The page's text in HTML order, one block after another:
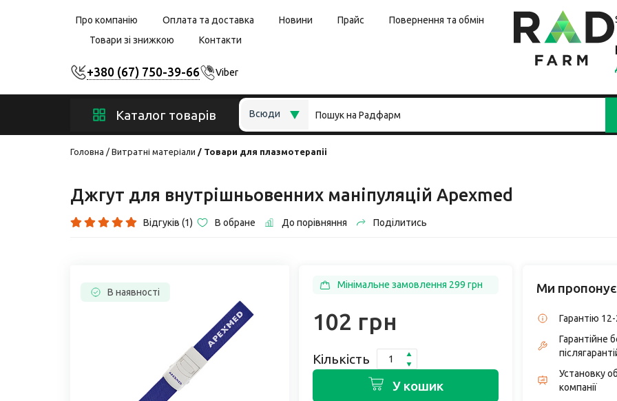
Про компанію Оплата та доставка Новини Прайс
Повернення та обмін
Товари зі знижкою
Контакти
+380 (67) 750-39-66 Viber
Каталог товарів Всюди
Головна Витратні матеріали Товари для плазмотерапіі
Джгут для внутрішньовенних маніпуляцій Apexmed
Відгуків (1) В обране До порівняння Поділитись
В наявності
Мінімальне замовлення 299 грн
102 грн
Кількість
У кошик
Ми
Гарантію 12-
Гарантійне
Установку
компанії